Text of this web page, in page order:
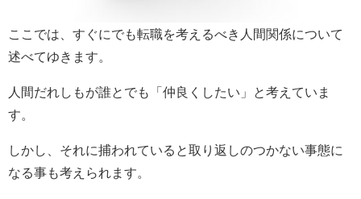
ここでは、すぐにでも転職を考えるべき人間関係について
述べてゆきます。
人間だれしもが誰とでも「仲良くしたい」と考えていま
す。
しかし、それに捕われていると取り返しのつかない事態に
なる事も考えられます。